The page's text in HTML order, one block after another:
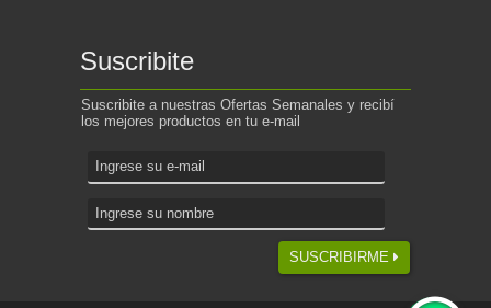
Suscribite
Suscribite a nuestras Ofertas Semanales y recibí
los mejores productos en tu e-mail
SUSCRIBIRME